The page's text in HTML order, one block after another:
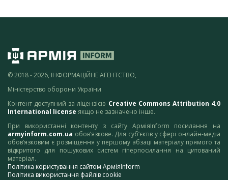
© 2018 - 2026, ІНФОРМАЦІЙНЕ АГЕНТСТВО,
Міністерство оборони України
Контент доступний за ліцензією Creative Commons Attribution 4.0
International license якщо не зазначено інше.
При використанні контенту з сайту АрміяInform посилання на
armyinform.com.ua обов’язкове. Для суб’єктів у сфері онлайн-медіа
обов’язковим є розміщення у першому абзаці матеріалу прямого та
відкритого для пошукових систем гіперпосилання на цитований
матеріал.
Політика користування сайтом АрміяInform
Політика використання файлів cookie